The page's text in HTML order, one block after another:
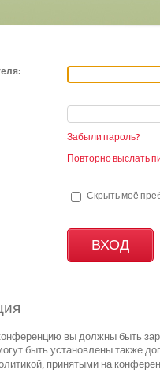
Забыли пароль?
Повторно выслать
Скрыть моё
вы должны быть
быть установлены также
принятыми на